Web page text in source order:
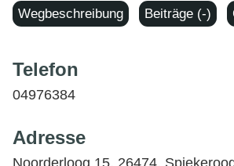
Wegbeschreibung Beiträge (-)
Telefon
04976384
Adresse
Noorderloog 15, 26474,